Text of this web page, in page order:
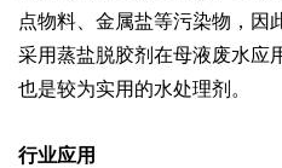
点物料、金属盐等污染物，因
采用蒸盐脱胶剂在母液废水应
也是较为实用的水处理剂。
行业应用